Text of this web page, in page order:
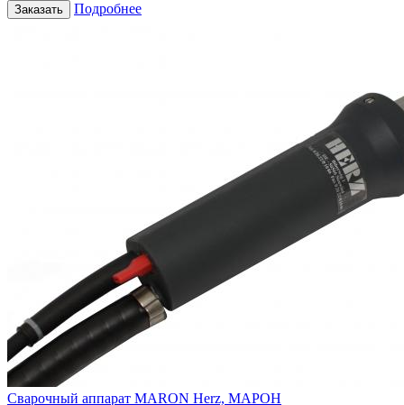
Заказать Подробнее
Сварочный аппарат MARON Herz, МАРОН